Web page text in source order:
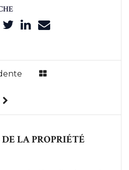
LA PROPRIÉTÉ